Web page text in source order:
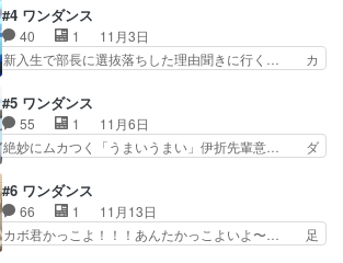
ば楽しめる内容だと… 宮尾は湾田のダンスを見て
レベルの高さを感… 湾田さん可愛いけど何を考え
てるかは読みづ…
委員会さんが想定している視聴者は私世… 花木く
んなんぼなんでも上達早くね。ダンス… 恩ちゃん
のダンスは違和感ないなぁ、CGに… ダンスパー
トは3DCGでいい感じ。ブレイ… やっと伊折くん
の女子先輩にエンカウント… ダンス上達に向けて
の一つ一つのステップを… 』で聴くと知ってる曲
ももっとグンとオシャ…
#4 ワンダンス
40 1
11月3日
新入生で部長に選抜落ちした理由聞きに行く… カ
かにダンスシーンは微妙だと思うけど手… 子ども
達も一緒に観てくれて、娘のおかげで… クオリテ
ィ(特にダンスの3DCG)に関し… とんでもスキル
で異世界放浪メシ13~16… Wonder』生で聴ける
速で踊ってるこ… 片目隠れさん部活ものあるある
の意識高いツ… 富山湾越しの立山連峰海越しに
山々が見える…
#5 ワンダンス
55 1
11月6日
絶妙にムカつく「うまいうまい」伊折先輩意… ダ
君と伊折君のダンスバトルシーンは最後… ドラマ
部分としては自然で良かったです。自… 音を視覚
化したことでダンスのハマり具合が… コンビニ店
長が櫻井さんでビックリ。全然わ… CGは髪短い
#6 ワンダンス
66 1
11月13日
カボ君かっこよ！！！あんたかっこよいよ〜… 足